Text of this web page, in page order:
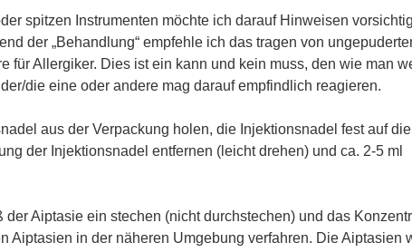
spitzen Instrumenten möchte ich darauf Hinweisen
der „Behandlung“ empfehle ich das tragen von
für Allergiker. Dies ist ein kann und kein muss, den wie man
die eine oder andere mag darauf empfindlich reagieren.
aus der Verpackung holen, die Injektionsnadel fest auf
der Injektionsnadel entfernen (leicht drehen) und ca. 2-5 ml
Aiptasie ein stechen (nicht durchstechen) und das
Aiptasien in der näheren Umgebung verfahren. Die Aiptasien